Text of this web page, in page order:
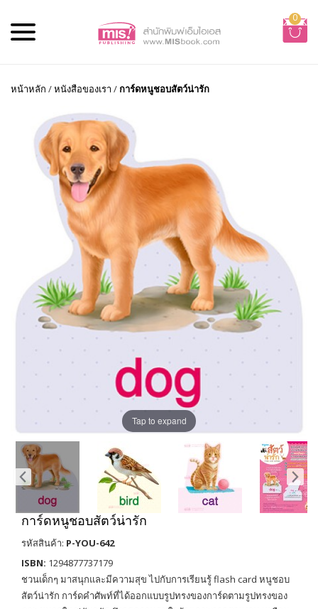
0
หน้าหลัก /หนังสือของเรา /การ์ดหนูชอบสัตว์น่ารัก
Tap to expand
การ์ดหนูชอบสัตว์น่ารัก
รหัสสินค้า: P-YOU-642
ISBN: 1294877737179
ชวนเด็กๆ มาสนุกและมีความสุข ไปกับการเรียนรู้ flash card หนูชอบ
สัตว์น่ารัก การ์ดคำศัพท์ที่ได้ออกแบบรูปทรงของการ์ดตามรูปทรงของ